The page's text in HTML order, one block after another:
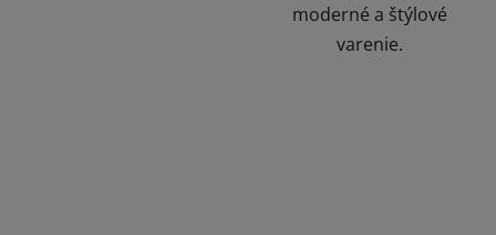
moderné a štýlové
varenie.